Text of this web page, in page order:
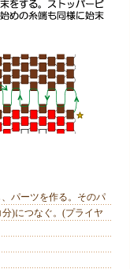
パーツを作る。そのパ
)につなぐ。(プライヤ